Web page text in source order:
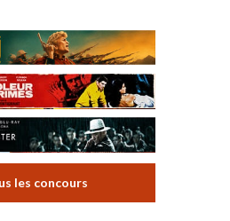
les concours